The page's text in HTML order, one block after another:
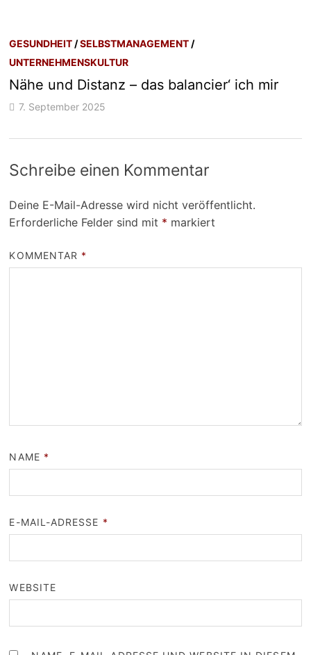
GESUNDHEIT /SELBSTMANAGEMENT /
UNTERNEHMENSKULTUR
Nähe und Distanz – das balancier‘ ich mir
7. September 2025
Schreibe einen Kommentar
Deine E-Mail-Adresse wird nicht veröffentlicht.
Erforderliche Felder sind mit * markiert
KOMMENTAR *
NAME *
E-MAIL-ADRESSE *
WEBSITE